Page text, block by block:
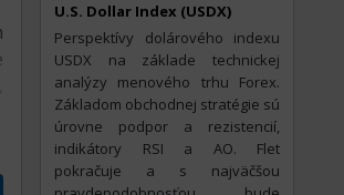
U.S. Dollar Index (USDX)
Perspektívy dolárového indexu
USDX na základe technickej
analýzy menového trhu Forex.
Základom obchodnej stratégie sú
úrovne podpor a rezistencií,
indikátory RSI a AO. Flet
pokračuje a s najväčšou